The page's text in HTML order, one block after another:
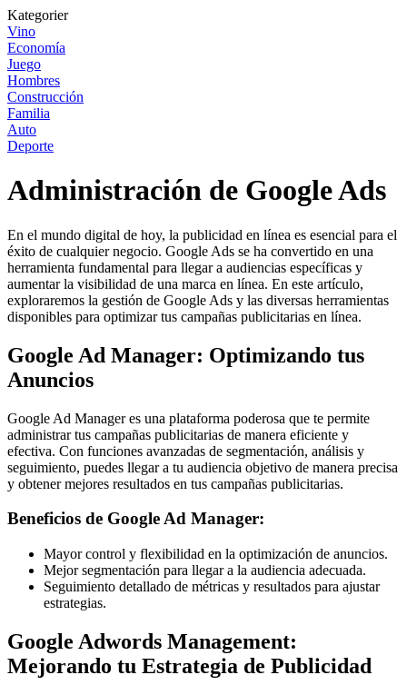
Kategorier
Vino
Economía
Juego
Hombres
Construcción
Familia
Auto
Deporte
Administración de Google Ads
En el mundo digital de hoy, la publicidad en línea es esencial para el
éxito de cualquier negocio. Google Ads se ha convertido en una
herramienta fundamental para llegar a audiencias específicas y
aumentar la visibilidad de una marca en línea. En este artículo,
exploraremos la gestión de Google Ads y las diversas herramientas
disponibles para optimizar tus campañas publicitarias en línea.
Google Ad Manager: Optimizando tus
Anuncios
Google Ad Manager es una plataforma poderosa que te permite
administrar tus campañas publicitarias de manera eficiente y
efectiva. Con funciones avanzadas de segmentación, análisis y
seguimiento, puedes llegar a tu audiencia objetivo de manera precisa
y obtener mejores resultados en tus campañas publicitarias.
Beneficios de Google Ad Manager:
Mayor control y flexibilidad en la optimización de anuncios.
Mejor segmentación para llegar a la audiencia adecuada.
Seguimiento detallado de métricas y resultados para ajustar
estrategias.
Google Adwords Management:
Mejorando tu Estrategia de Publicidad